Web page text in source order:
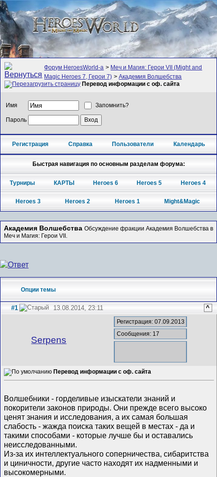
Форум HeroesWorld-а > Меч и Магия: Герои VII (Might and
Magic Heroes 7, Герои 7) >Академия Волшебства
Перевод информации с оф. сайта
Имя Запомнить?
Пароль
Регистрация Справка Пользователи Календарь
Быстрая навигация по основным разделам форума:
Турниры КАРТЫ Heroes 6 Heroes 5 Heroes 4
Heroes 3 Heroes 2 Heroes 1 Might&Magic
Академия Волшебства Обсуждение фракции Академия Волшебства в
Меч и Магия: Герои VII.
Опции темы
#1 13.08.2014, 23:11 ^
Serpens
Регистрация: 07.09.2013
Сообщения: 17
Перевод информации с оф. сайта
Волшебники - горделивые изыскатели знаний и
покорители законов природы. Они прежде всего высоко
ценят знания и исследования, а их самая большая
слабость - жажда поиска таких вещей в местах - да и
такими способами - которые лучше бы и оставались
неисследованными.
Из-за их интеллектуального соперничества, сибаритства
и циничности, другие часто находят их надменными и
высокомерными.